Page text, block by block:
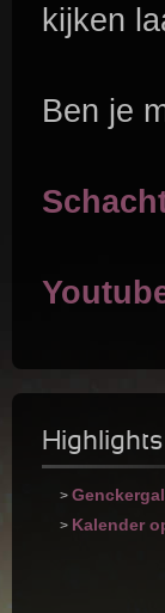
kijken
Ben je
Highlights
>
> Kalender